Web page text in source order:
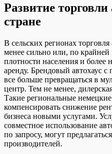
Развитие
стране
В сельских регионах
менее сильно или, по
плотности населения и
аренду. Брендовый автохаус
все больше превращаться в
центр. Тем не менее,
Такие региональные
компенсировать снижение
бизнеса новыми услугами.
совместное использование
по запросу, могут
производителей.